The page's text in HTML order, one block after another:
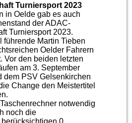
Turniersport 2023
in Oelde gab es auch
der ADAC-
Turniersport 2023.
führende Martin Tieben
Oelder Fahrern
Vor den beiden letzten
am 3. September
dem PSV Gelsenkirchen
Change den Meistertitel
notwendig
noch die